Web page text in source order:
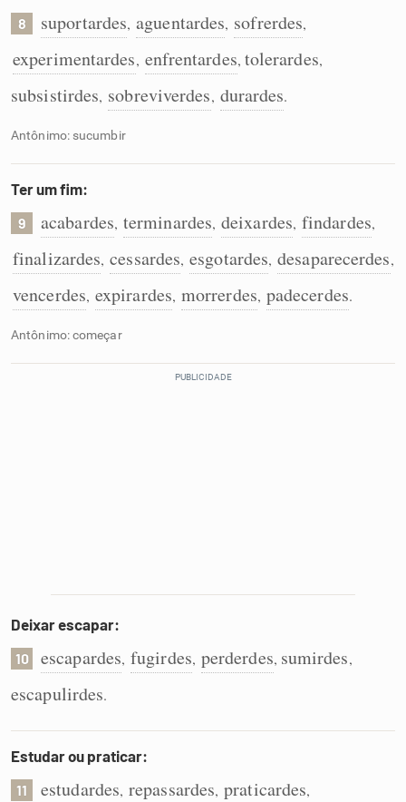
8 suportardes, aguentardes, sofrerdes,
experimentardes, enfrentardes, tolerardes,
subsistirdes, sobreviverdes, durardes.
Antônimo: sucumbir
Ter um fim:
9 acabardes, terminardes, deixardes, findardes,
finalizardes, cessardes, esgotardes, desaparecerdes,
vencerdes, expirardes, morrerdes, padecerdes.
Antônimo: começar
Deixar escapar:
10 escapardes, fugirdes, perderdes, sumirdes,
escapulirdes.
Estudar ou praticar:
11 estudardes, repassardes, praticardes,